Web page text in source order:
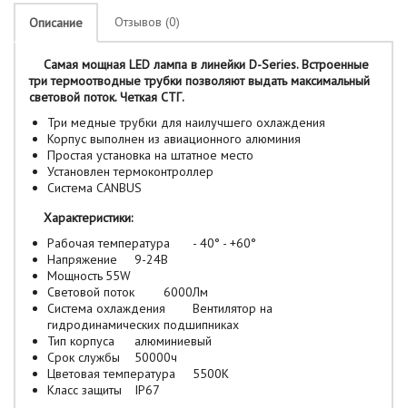
Описание Отзывов (0)
Самая мощная LED лампа в линейки D-Series. Встроенные
три термоотводные трубки позволяют выдать максимальный
световой поток. Четкая СТГ.
Три медные трубки для наилучшего охлаждения
Корпус выполнен из авиационного алюминия
Простая установка на штатное место
Установлен термоконтроллер
Система CANBUS
Характеристики:
Рабочая температура
- 40° - +60°
Напряжение
9-24B
Мощность 55W
Световой поток
6000Лм
Система охлаждения
Вентилятор на
гидродинамических подшипниках
Тип корпуса
алюминиевый
Срок службы
50000ч
Цветовая температура
5500K
Класс защиты
IP67